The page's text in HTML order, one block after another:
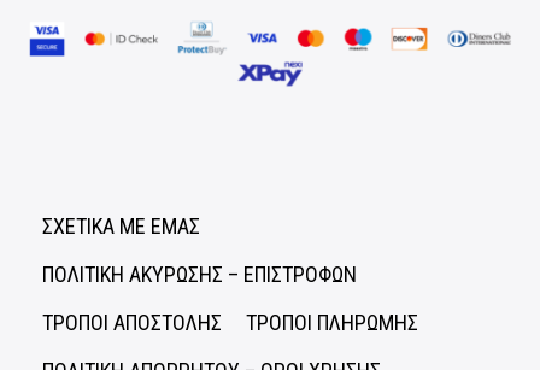
ΣΧΕΤΙΚΑ ΜΕ ΕΜΑΣ
ΠΟΛΙΤΙΚΗ ΑΚΥΡΩΣΗΣ – ΕΠΙΣΤΡΟΦΩΝ
ΤΡΟΠΟΙ ΑΠΟΣΤΟΛΗΣ
ΤΡΟΠΟΙ ΠΛΗΡΩΜΗΣ